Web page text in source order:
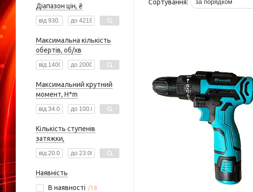
Діапазон цін, ₴
Максимальна кількість
обертів, об/хв
Максимальний крутний
момент, H*m
Кількість ступенів
затяжки,
Наявність
В наявності
18